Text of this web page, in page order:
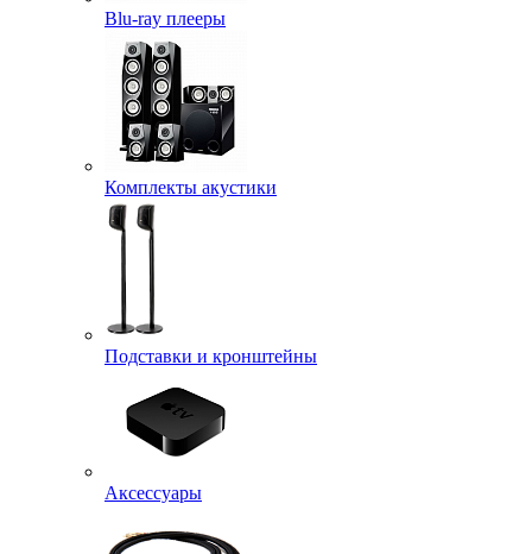
Blu-ray плееры
Комплекты акустики
Подставки и кронштейны
Аксессуары